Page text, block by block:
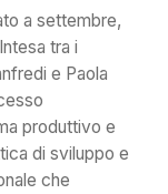
a settembre,
tra i
e Paola
produttivo e
di sviluppo e
che